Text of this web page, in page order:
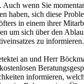
Auch wenn Sie
haben, sich diese
in einem ihrer
um sich über den
zu informieren.
an und Herr
informieren,